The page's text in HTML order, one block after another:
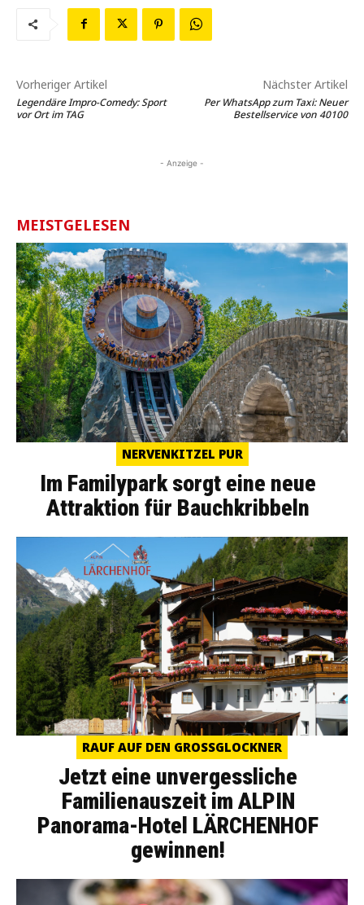
Vorheriger Artikel
Legendäre Impro-Comedy: Sport
vor Ort im TAG
Nächster Artikel
Per WhatsApp zum Taxi: Neuer
Bestellservice von 40100
- Anzeige -
MEISTGELESEN
NERVENKITZEL PUR
Im Familypark sorgt eine neue
Attraktion für Bauchkribbeln
RAUF AUF DEN GROSSGLOCKNER
Jetzt eine unvergessliche
Familienauszeit im ALPIN
Panorama-Hotel LÄRCHENHOF
gewinnen!